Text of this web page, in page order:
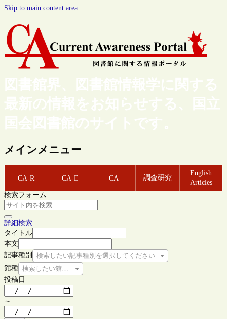
Skip to main content area
図書館界、図書館情報学に関する
最新の情報をお知らせする、国立
国会図書館のサイトです。
メインメニュー
CA-R CA-E CA 調査研究
English
Articles
検索フォーム
詳細検索
タイトル
本文
記事種別
検索したい記事種別を選択してください
館種 検索したい館種を選択してください
投稿日
～